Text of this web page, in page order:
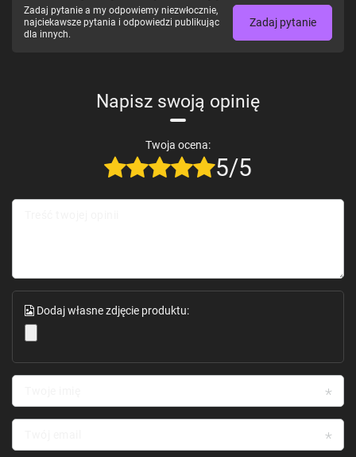
Zadaj pytanie a my odpowiemy niezwłocznie,
najciekawsze pytania i odpowiedzi publikując
dla innych.
Zadaj pytanie
Napisz swoją opinię
Twoja ocena:
5/5
Dodaj własne zdjęcie produktu: